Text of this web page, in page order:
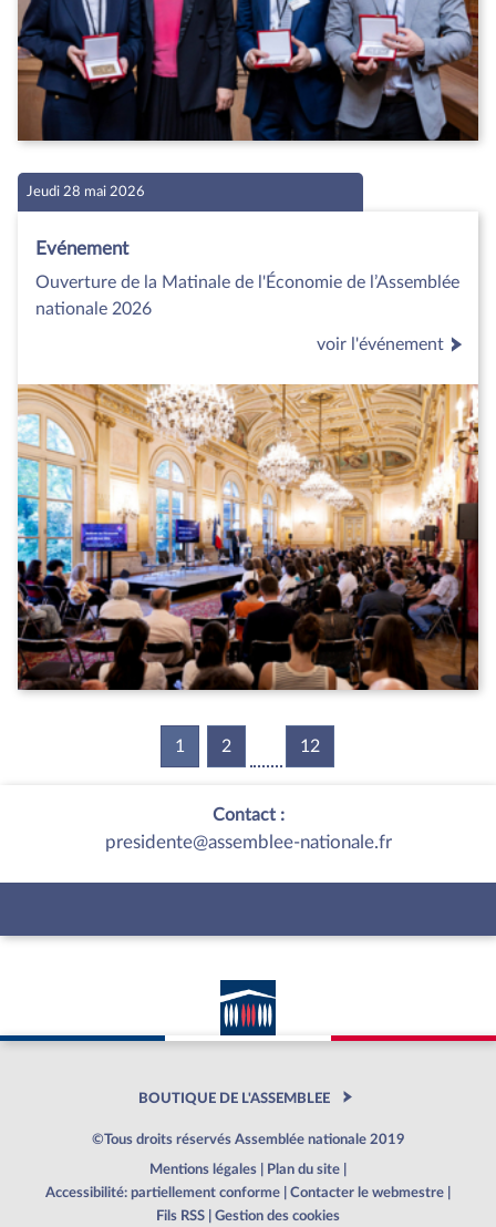
Jeudi 28 mai 2026
Evénement
Ouverture de la Matinale de l'Économie de l’Assemblée
nationale 2026
voir l'événement
1 (current)
2 12
Contact :
presidente@assemblee-nationale.fr
BOUTIQUE DE L'ASSEMBLEE
©Tous droits réservés Assemblée nationale 2019
Mentions légales Plan du site
Accessibilité: partiellement conforme
Contacter le webmestre
Fils RSS
Gestion des cookies